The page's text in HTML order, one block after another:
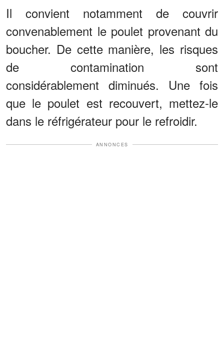
Il convient notamment de couvrir
convenablement le poulet provenant du
boucher. De cette manière, les risques
de contamination sont
considérablement diminués. Une fois
que le poulet est recouvert, mettez-le
dans le réfrigérateur pour le refroidir.
ANNONCES